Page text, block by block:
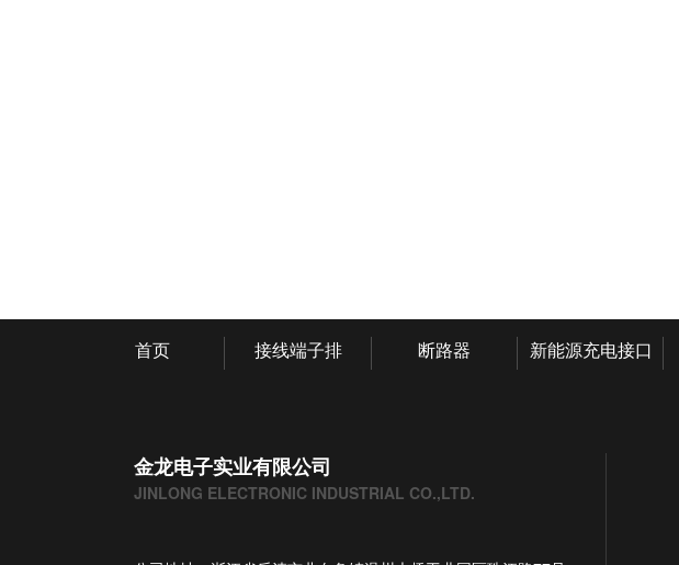
首页 接线端子排 断路器 新能源充电接口
金龙电子实业有限公司
JINLONG ELECTRONIC INDUSTRIAL CO.,LTD.